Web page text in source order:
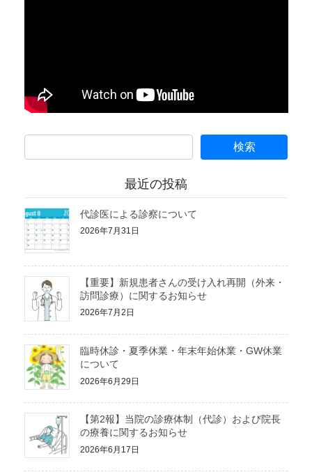
最近の投稿
代診医による診察について
2026年7月31日
【重要】新規患者さんの受け入れ再開（外来・
訪問診療）に関するお知らせ
2026年7月2日
臨時休診・夏季休業・年末年始休業・GW休業
について
2026年6月29日
【第2報】当院の診療体制（代診）および院長
の療養に関するお知らせ
2026年6月17日